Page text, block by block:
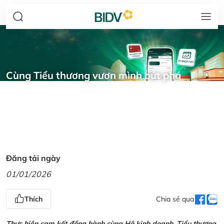
Cùng Tiểu thương vươn mình bứt phá
Đăng tải ngày
01/01/2026
Thích Chia sẻ qua